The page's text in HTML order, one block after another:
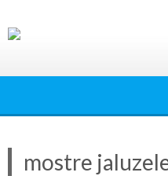
mostre